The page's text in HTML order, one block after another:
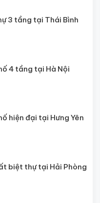
3 tầng tại Thái Bình
4 tầng tại Hà Nội
hiện đại tại Hưng Yên
biệt thự tại Hải Phòng